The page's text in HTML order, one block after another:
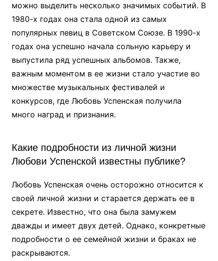
можно выделить несколько значимых событий. В
1980-х годах она стала одной из самых
популярных певиц в Советском Союзе. В 1990-х
годах она успешно начала сольную карьеру и
выпустила ряд успешных альбомов. Также,
важным моментом в ее жизни стало участие во
множестве музыкальных фестивалей и
конкурсов, где Любовь Успенская получила
много наград и признания.
Какие подробности из личной жизни
Любови Успенской известны публике?
Любовь Успенская очень осторожно относится к
своей личной жизни и старается держать ее в
секрете. Известно, что она была замужем
дважды и имеет двух детей. Однако, конкретные
подробности о ее семейной жизни и браках не
раскрываются.